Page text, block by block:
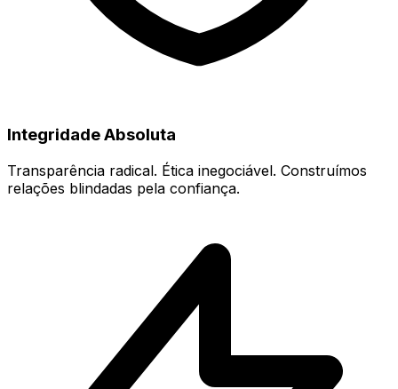
Integridade Absoluta
Transparência radical. Ética inegociável. Construímos
relações blindadas pela confiança.